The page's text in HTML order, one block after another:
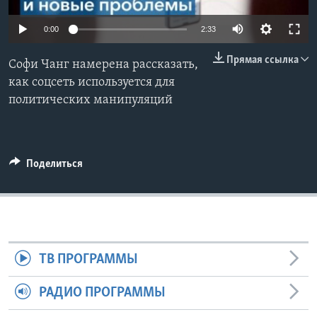
Learning English
СОЦИАЛЬНЫЕ СЕТИ
0:00 2:33
Прямая ссылка
Софи Чанг намерена рассказать,
как соцсеть используется для
политических манипуляций
Поделиться
ТВ ПРОГРАММЫ
РАДИО ПРОГРАММЫ